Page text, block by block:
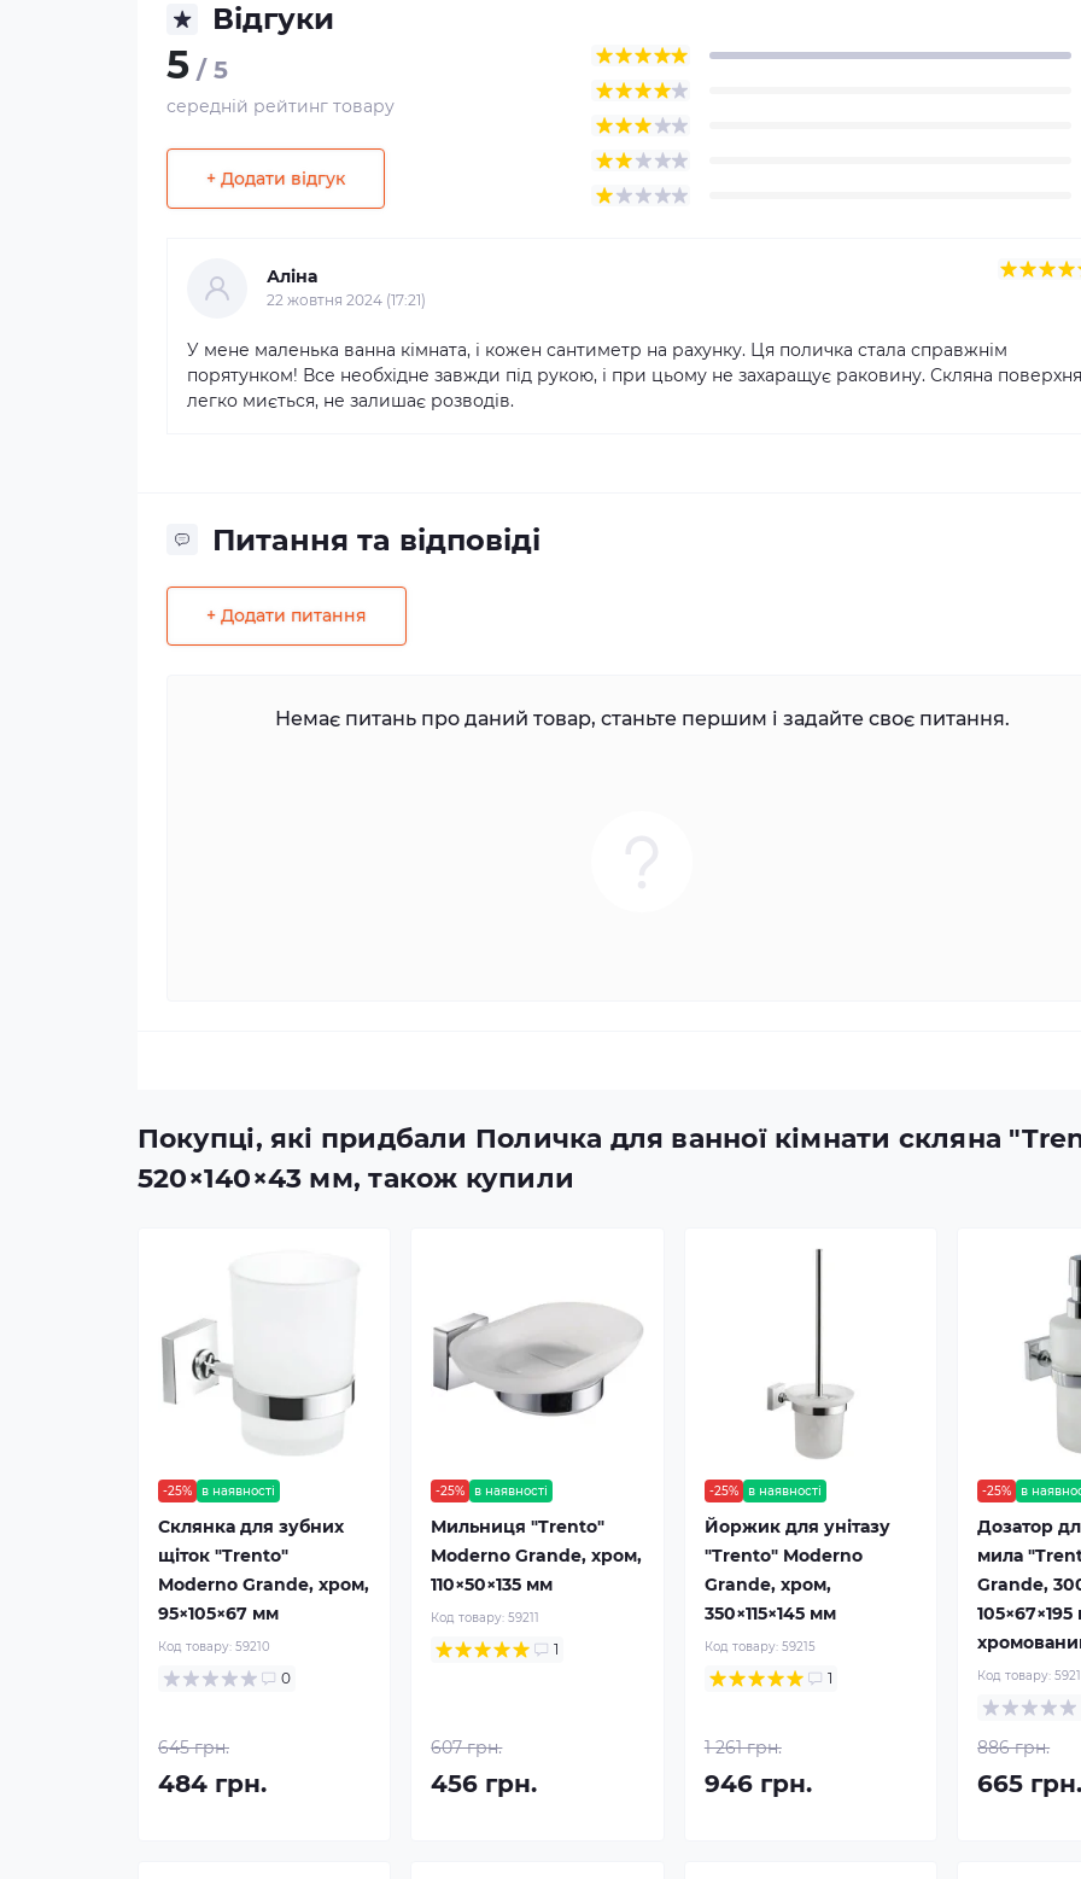
Відгуки
5 / 5
середній рейтинг товару
+ Додати відгук
Аліна
22 жовтня 2024 (17:21)
У мене маленька ванна кімната, і кожен сантиметр на рахунку. Ця поличка стала справжнім
порятунком! Все необхідне завжди під рукою, і при цьому не захаращує раковину. Скляна поверхня
легко миється, не залишає розводів.
Питання та відповіді
+ Додати питання
Немає питань про даний товар, станьте першим і задайте своє питання.
Покупці, які придбали Поличка для ванної кімнати скляна
520×140×43 мм, також купили
-25% в наявності
Склянка для зубних
щіток "Trento"
Moderno Grande, хром,
95×105×67 мм
Код товару: 59210
0
645 грн.
484 грн.
-25% в наявності
Мильниця "Trento"
Moderno Grande, хром,
110×50×135 мм
Код товару:59211
1
607 грн.
456 грн.
-25% в наявності
Йоржик для унітазу
"Trento" Moderno
Grande, хром,
350×115×145 мм
Код товару: 59215
1
1 261 грн.
946 грн.
-25% в
Дозатор
мила
Grande,
Код товару:
886 грн.
665